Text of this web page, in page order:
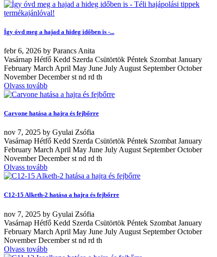
Így óvd meg a hajad a hideg időben is -...
febr6, 2026 by Parancs Anita
Vasárnap Hétfő Kedd Szerda Csütörtök Péntek Szombat January
February March April May June July August September October
November December st nd rd th
Olvass tovább
Carvone hatása a hajra és fejbőrre
nov 7, 2025 by Gyulai Zsófia
Vasárnap Hétfő Kedd Szerda Csütörtök Péntek Szombat January
February March April May June July August September October
November December st nd rd th
Olvass tovább
C12-15 Alketh-2 hatása a hajra és fejbőrre
nov 7, 2025 by Gyulai Zsófia
Vasárnap Hétfő Kedd Szerda Csütörtök Péntek Szombat January
February March April May June July August September October
November December st nd rd th
Olvass tovább